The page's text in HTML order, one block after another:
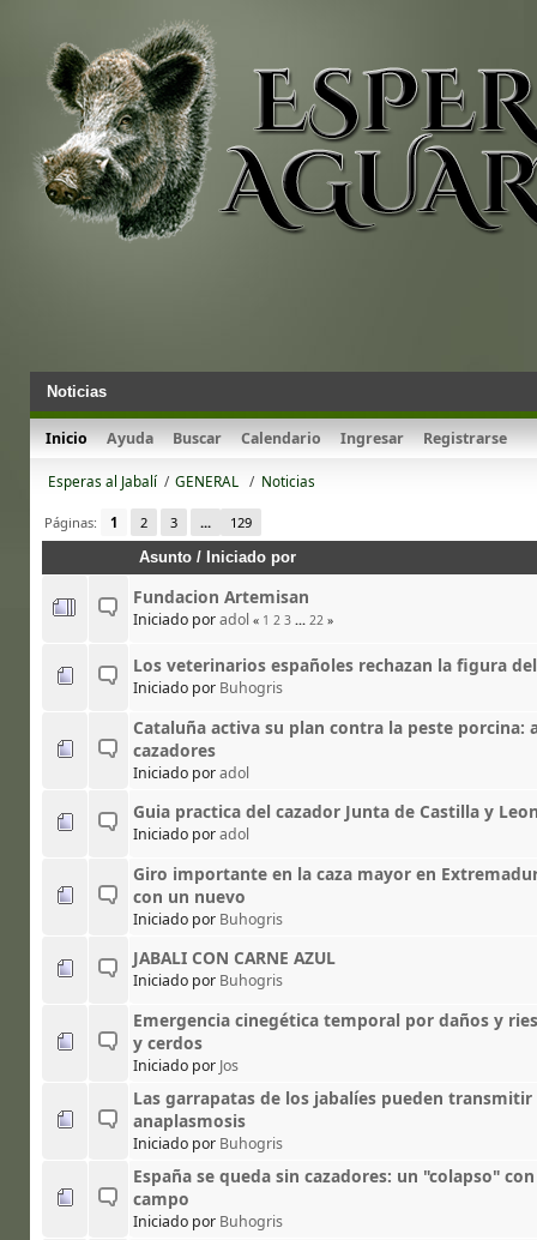
Noticias
Inicio Ayuda Buscar Calendario Ingresar Registrarse
Esperas al Jabalí/ GENERAL / Noticias
Páginas: 1 2 3 ...
129
Asunto/ Iniciado por
Fundacion Artemisan
Iniciado poradol « 1 2 3 ... 22»
Los veterinarios españoles rechazan la figura
Iniciado por Buhogris
Cataluña activa su plan contra la peste porcina:
cazadores
Iniciado poradol
Guia practica del cazador Junta de Castilla y
Iniciado poradol
Giro importante en la caza mayor en
con un nuevo
Iniciado por Buhogris
JABALI CON CARNE AZUL
Iniciado por Buhogris
Emergencia cinegética temporal por daños y
y cerdos
Iniciado por Jos
Las garrapatas de los jabalíes pueden transmitir
anaplasmosis
Iniciado por Buhogris
España se queda sin cazadores: un "colapso"
campo
Iniciado por Buhogris